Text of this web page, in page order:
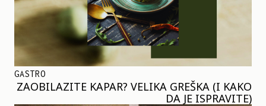
GASTRO
ZAOBILAZITE KAPAR? VELIKA GREŠKA (I KAKO
DA JE ISPRAVITE)